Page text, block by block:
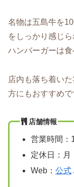
名物は五島牛を
をしっかり感じ
ハンバーガーは食
店内も落ち着い
方にもおすすめで
店舗情報
営業時間：
定休日：月
Web： 公式